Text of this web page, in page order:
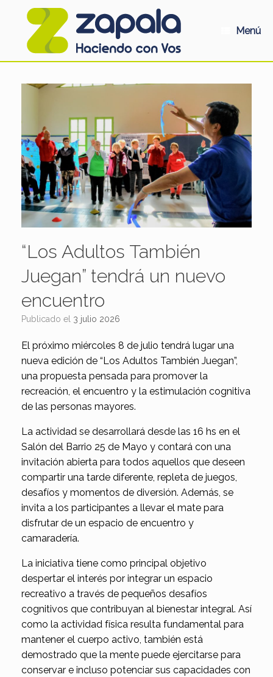
Menú
“Los Adultos También
Juegan” tendrá un nuevo
encuentro
Publicado el 3 julio 2026
El próximo miércoles 8 de julio tendrá lugar una
nueva edición de “Los Adultos También Juegan”,
una propuesta pensada para promover la
recreación, el encuentro y la estimulación cognitiva
de las personas mayores.
La actividad se desarrollará desde las 16 hs en el
Salón del Barrio 25 de Mayo y contará con una
invitación abierta para todos aquellos que deseen
compartir una tarde diferente, repleta de juegos,
desafíos y momentos de diversión. Además, se
invita a los participantes a llevar el mate para
disfrutar de un espacio de encuentro y
camaradería.
La iniciativa tiene como principal objetivo
despertar el interés por integrar un espacio
recreativo a través de pequeños desafíos
cognitivos que contribuyan al bienestar integral. Así
como la actividad física resulta fundamental para
mantener el cuerpo activo, también está
demostrado que la mente puede ejercitarse para
conservar e incluso potenciar sus capacidades con